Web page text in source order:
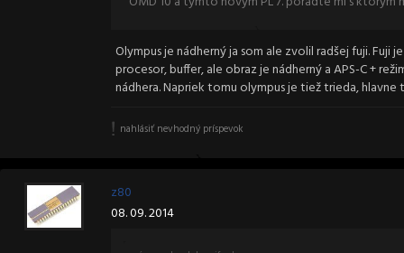
Olympus je nádherný ja som ale zvolil radšej fuji. Fuji
procesor, buffer, ale obraz je nádherný a APS-C +
nádhera. Napriek tomu olympus je tiež trieda,
nahlásiť nevhodný príspevok
z80
08. 09. 2014